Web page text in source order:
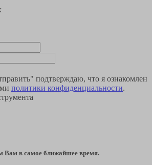
подтверждаю, что я ознакомлен
политики конфиденциальности.
Вам в самое ближайшее время.